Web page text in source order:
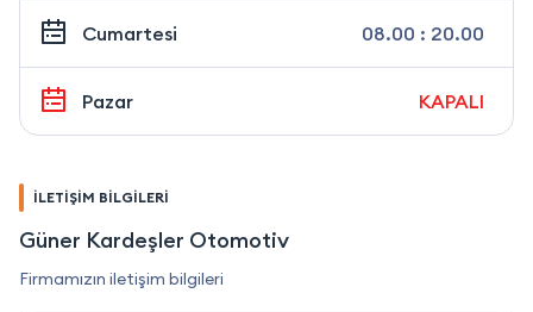
Cumartesi 08.00 : 20.00
Pazar KAPALI
İLETİŞİM BİLGİLERİ
Güner Kardeşler Otomotiv
Firmamızın iletişim bilgileri